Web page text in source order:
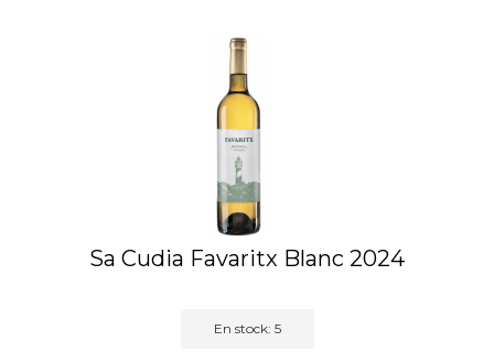
Sa Cudia Favaritx Blanc 2024
En stock: 5